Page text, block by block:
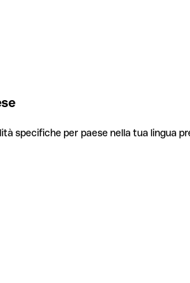
specifiche per paese nella tua lingua